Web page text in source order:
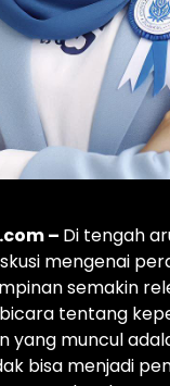
– Di tengah
mengenai
semakin
tentang
yang muncul
bisa menjadi